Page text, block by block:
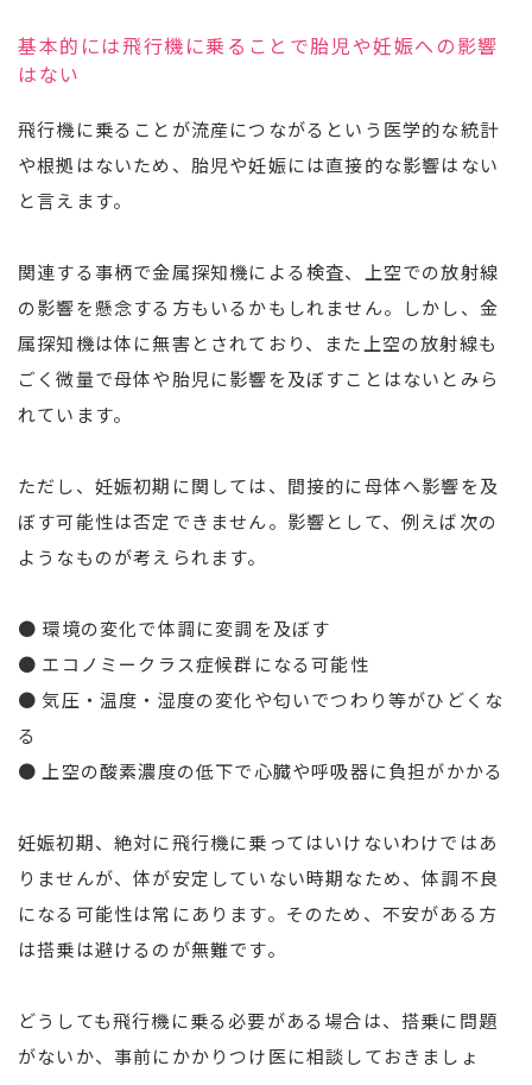
基本的には飛行機に乗ることで胎児や妊娠への影響
はない
飛行機に乗ることが流産につながるという医学的な統計
や根拠はないため、胎児や妊娠には直接的な影響はない
と言えます。
関連する事柄で金属探知機による検査、上空での放射線
の影響を懸念する方もいるかもしれません。しかし、金
属探知機は体に無害とされており、また上空の放射線も
ごく微量で母体や胎児に影響を及ぼすことはないとみら
れています。
ただし、妊娠初期に関しては、間接的に母体へ影響を及
ぼす可能性は否定できません。影響として、例えば次の
ようなものが考えられます。
● 環境の変化で体調に変調を及ぼす
● エコノミークラス症候群になる可能性
● 気圧・温度・湿度の変化や匂いでつわり等がひどくな
る
● 上空の酸素濃度の低下で心臓や呼吸器に負担がかかる
妊娠初期、絶対に飛行機に乗ってはいけないわけではあ
りませんが、体が安定していない時期なため、体調不良
になる可能性は常にあります。そのため、不安がある方
は搭乗は避けるのが無難です。
どうしても飛行機に乗る必要がある場合は、搭乗に問題
がないか、事前にかかりつけ医に相談しておきましょ